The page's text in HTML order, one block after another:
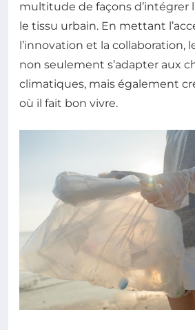
multitude de façons d’intégrer
le tissu urbain. En mettant
l’innovation et la collaboration,
non seulement s’adapter aux
climatiques, mais également
où il fait bon vivre.